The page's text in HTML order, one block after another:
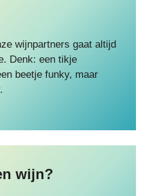
wijnpartners gaat altijd
Denk: een tikje
beetje funky, maar
wijn?